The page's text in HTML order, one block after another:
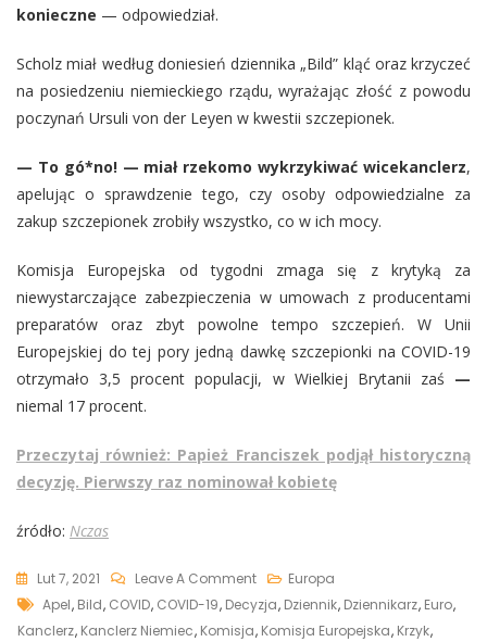
konieczne — odpowiedział.
Scholz miał według doniesień dziennika „Bild” kląć oraz krzyczeć
na posiedzeniu niemieckiego rządu, wyrażając złość z powodu
poczynań Ursuli von der Leyen w kwestii szczepionek.
— To gó*no! — miał rzekomo wykrzykiwać wicekanclerz,
apelując o sprawdzenie tego, czy osoby odpowiedzialne za
zakup szczepionek zrobiły wszystko, co w ich mocy.
Komisja Europejska od tygodni zmaga się z krytyką za
niewystarczające zabezpieczenia w umowach z producentami
preparatów oraz zbyt powolne tempo szczepień. W Unii
Europejskiej do tej pory jedną dawkę szczepionki na COVID-19
otrzymało 3,5 procent populacji, w Wielkiej Brytanii zaś —
niemal 17 procent.
Przeczytaj również: Papież Franciszek podjął historyczną
decyzję. Pierwszy raz nominował kobietę
źródło: Nczas
Lut 7, 2021 Leave A CommentOn
Szczepionki
Na
Europa
Tags
Apel, Bild, COVID, COVID-19, Decyzja, Dziennik, Dziennikarz, Euro,
Kanclerz, Kanclerz Niemiec, Komisja, Komisja Europejska, Krzyk,